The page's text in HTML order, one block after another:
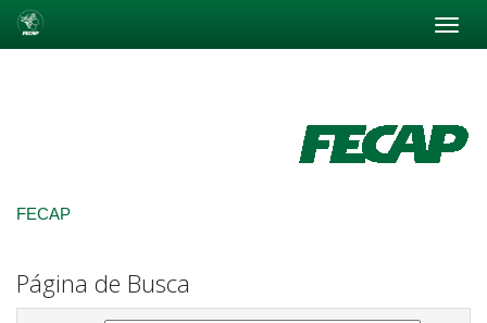
FECAP
Página de Busca